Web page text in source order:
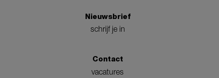
Nieuwsbrief
schrijf je in
Contact
vacatures